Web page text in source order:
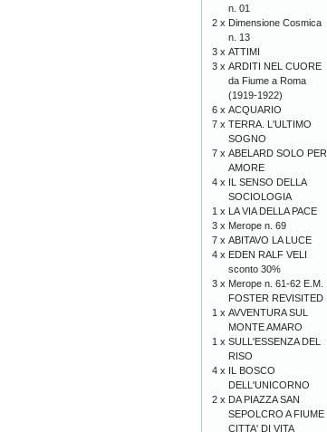
n. 01
2 x Dimensione Cosmica
n. 13
3 x ATTIMI
3 x ARDITI NEL CUORE
da Fiume a Roma
(1919-1922)
6 x ACQUARIO
7 x TERRA. L'ULTIMO
SOGNO
7 x ABELARD SOLO PER
AMORE
4 x IL SENSO DELLA
SOCIOLOGIA
1 x LA VIA DELLA PACE
3 x Merope n. 69
7 x ABITAVO LA LUCE
4 x EDEN RALF VELI
sconto 30%
3 x Merope n. 61-62 E.M.
FOSTER REVISITED
1 x AVVENTURA SUL
MONTE AMARO
1 x SULL'ESSENZA DEL
RISO
4 x IL BOSCO
DELL'UNICORNO
2 x DA PIAZZA SAN
SEPOLCRO A FIUME
CITTA' DI VITA